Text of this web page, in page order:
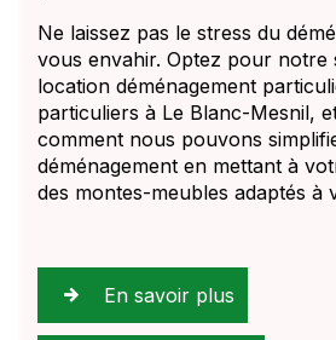
Ne laissez pas le stress du
vous envahir. Optez pour notre
location déménagement
particuliers à Le Blanc-Mesnil,
comment nous pouvons
déménagement en mettant à
des montes-meubles adaptés à
En savoir plus